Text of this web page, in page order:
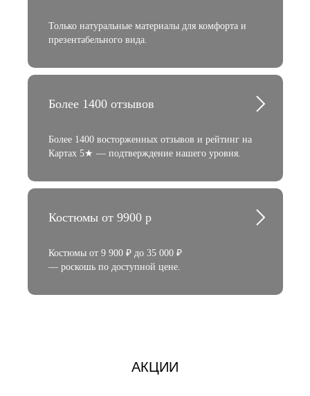
Только натуральные материалы для комфорта и
презентабельного вида.
Более 1400 отзывов
Более 1400 восторженных отзывов и рейтинг на
Картах 5★ — подтверждение нашего уровня.
Костюмы от 9900 р
Костюмы от 9 900 ₽ до 35 000 ₽
— роскошь по доступной цене.
АКЦИИ